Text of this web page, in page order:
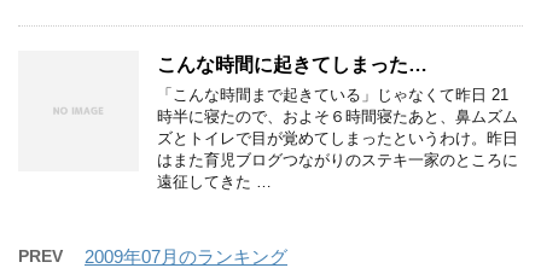
こんな時間に起きてしまった…
「こんな時間まで起きている」じゃなくて昨日 21
時半に寝たので、およそ６時間寝たあと、鼻ムズム
ズとトイレで目が覚めてしまったというわけ。昨日
はまた育児ブログつながりのステキ一家のところに
遠征してきた …
PREV 2009年07月のランキング